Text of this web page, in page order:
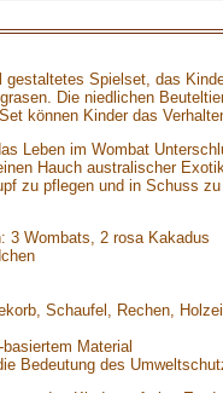
Spielset, das
Die niedlichen
können Kinder das
Leben im Wombat
Hauch australischer
zu pflegen und in Schuss
3 Wombats, 2 rosa Kakadus
Schaufel, Rechen,
Material
Bedeutung des